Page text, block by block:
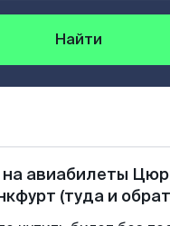
Найти
авиабилеты
(туда и